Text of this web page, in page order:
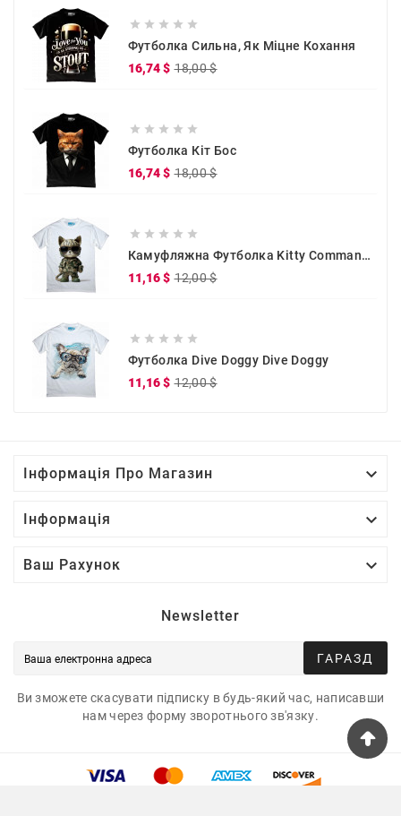
    
Футболка Сильна, Як Міцне Кохання
16,74 $ 18,00 $
    
Футболка Кіт Бос
16,74 $ 18,00 $
    
Камуфляжна Футболка Kitty Commander
11,16 $ 12,00 $
    
Футболка Dive Doggy Dive Doggy
11,16 $ 12,00 $
Інформація Про Магазин 
Інформація 
Ваш Рахунок 
Newsletter
ГАРАЗД
Ви зможете скасувати підписку в будь-який час, написавши
нам через форму зворотнього зв'язку.